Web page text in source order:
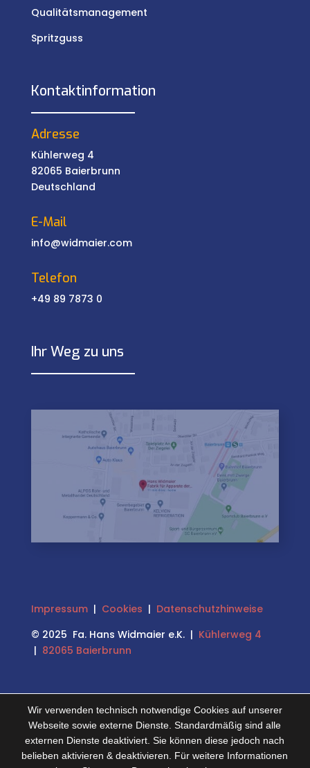
Qualitätsmanagement
Spritzguss
Kontaktinformation
Adresse
Kühlerweg 4
82065 Baierbrunn
Deutschland
E-Mail
info@widmaier.com
Telefon
+49 89 7873 0
Ihr Weg zu uns
Impressum| Cookies | Datenschutzhinweise
© 2025 Fa. Hans Widmaier e.K. | Kühlerweg 4
| 82065 Baierbrunn
Wir verwenden technisch notwendige Cookies auf unserer
Webseite sowie externe Dienste. Standardmäßig sind alle
externen Dienste deaktiviert. Sie können diese jedoch nach
belieben aktivieren & deaktivieren. Für weitere Informationen